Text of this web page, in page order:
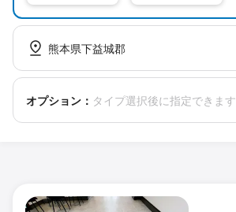
熊本県下益城郡
オプション： タイプ選択後に指定できます